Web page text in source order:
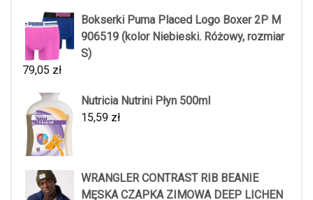
Bokserki Puma Placed Logo Boxer 2P M
906519 (kolor Niebieski. Różowy, rozmiar
S)
79,05 zł
Nutricia Nutrini Płyn 500ml
15,59 zł
WRANGLER CONTRAST RIB BEANIE
MĘSKA CZAPKA ZIMOWA DEEP LICHEN